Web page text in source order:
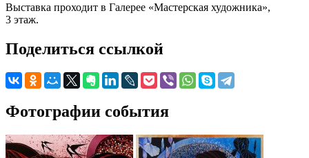
Выставка проходит в Галерее «Мастерская художника»,
3 этаж.
Поделиться ссылкой
Фотографии события